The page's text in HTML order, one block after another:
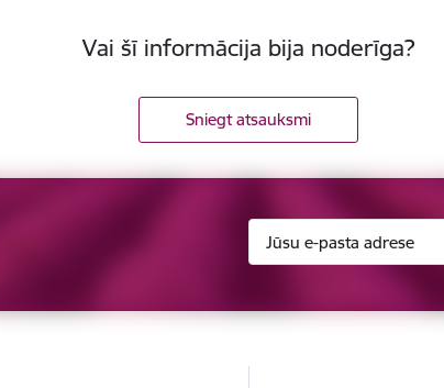
Vai šī informācija bija noderīga?
Sniegt atsauksmi